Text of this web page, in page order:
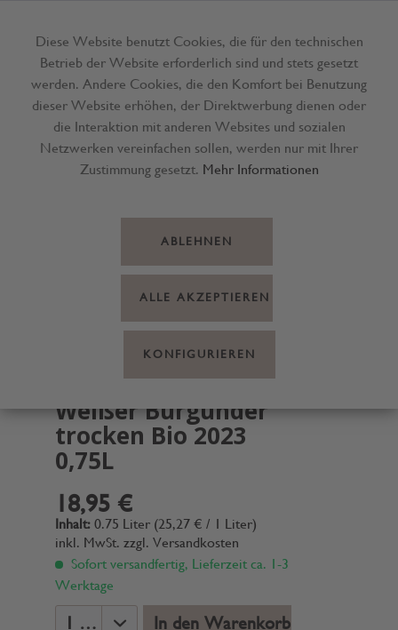
Menü
Wein Wittmann
Weißer Burgunder
trocken Bio 2023
0,75L
18,95 €
Inhalt: 0.75 Liter (25,27 € / 1 Liter)
inkl. MwSt. zzgl. Versandkosten
Sofort versandfertig, Lieferzeit ca. 1-3
Werktage
In den Warenkorb
Diese Website benutzt Cookies, die für den technischen
Betrieb der Website erforderlich sind und stets gesetzt
werden. Andere Cookies, die den Komfort bei Benutzung
dieser Website erhöhen, der Direktwerbung dienen oder
die Interaktion mit anderen Websites und sozialen
Netzwerken vereinfachen sollen, werden nur mit Ihrer
Zustimmung gesetzt. Mehr Informationen
ABLEHNEN
ALLE AKZEPTIEREN
KONFIGURIEREN